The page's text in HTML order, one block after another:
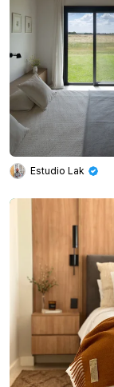
Estudio Lak